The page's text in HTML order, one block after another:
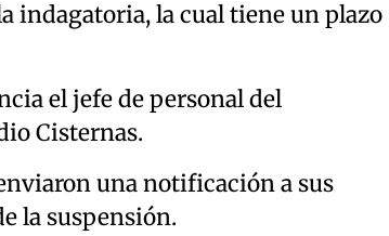
indagatoria, la cual tiene un plazo
el jefe de personal del
Cisternas.
una notificación a sus
la suspensión.